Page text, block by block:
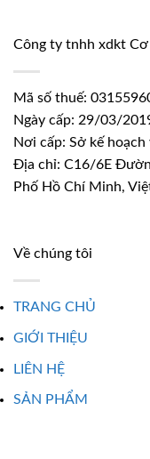
Công ty tnhh xdkt
Mã số thuế:
Ngày cấp: 29/03/
Nơi cấp: Sở kế hoạch
Địa chỉ: C16/6E
Phố Hồ Chí Minh,
Về chúng tôi
TRANG CHỦ
GIỚI THIỆU
LIÊN HỆ
SẢN PHẨM